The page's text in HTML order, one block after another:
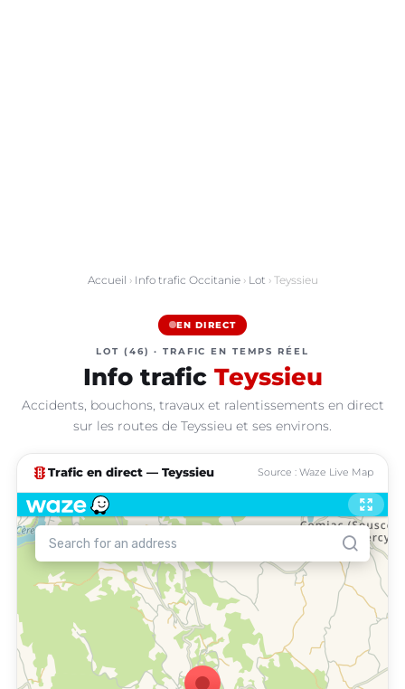
Accueil › Info trafic Occitanie› Lot › Teyssieu
EN DIRECT
LOT (46) · TRAFIC EN TEMPS RÉEL
Info trafic Teyssieu
Accidents, bouchons, travaux et ralentissements en direct
sur les routes de Teyssieu et ses environs.
traffic Trafic en direct — Teyssieu Source : Waze Live Map